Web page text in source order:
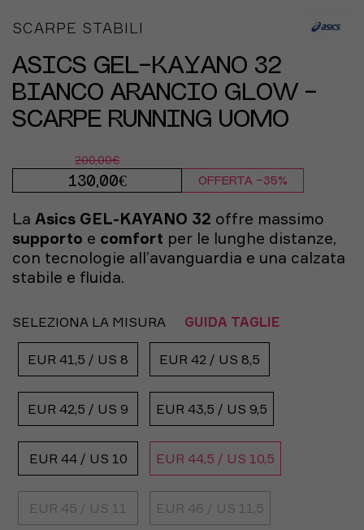
SCARPE STABILI
ASICS GEL-KAYANO 32
BIANCO ARANCIO GLOW -
SCARPE RUNNING UOMO
200,00€
130,00€ OFFERTA -35%
La Asics GEL-KAYANO 32 offre massimo
supporto e comfort per le lunghe distanze,
con tecnologie all’avanguardia e una calzata
stabile e fluida.
SELEZIONA LA MISURA GUIDA TAGLIE
EUR 41,5 / US 8 EUR 42 / US 8,5
EUR 42,5 / US 9 EUR 43,5 / US 9,5
EUR 44 / US 10 EUR 44,5 / US 10,5
EUR 45 / US 11 EUR 46 / US 11,5